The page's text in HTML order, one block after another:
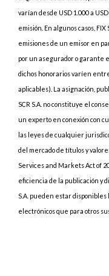
varían desde USD 1.000 a
emisión. En algunos casos,
emisiones de un emisor en
por un asegurador o garante
dichos honorarios varíen entre
aplicables). La asignación,
SCR S.A. no constituye el
un experto en conexión con
las leyes de cualquier
del mercado de títulos y
Services and Markets Act of
eficiencia de la publicación y
S.A. pueden estar
electrónicos que para otros